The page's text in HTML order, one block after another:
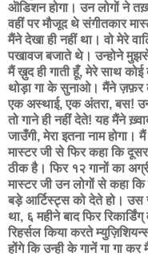
ऒडिशन होगा। उन लोगों ने
वहीं पर मौजूद थे संगीतकार
मैंने देखा ही नहीं था। वो मेरे
पखावज बजाते थे। उन्होने
मैं ख़ुद ही गाती हूँ, मेरे साथ कोई
थोड़ा गा के सुनाओ। मैंने ज़फ़र
एक अस्थाई, एक अंतरा, बस!
तो गाने ही नहीं देते! यह मैंने
जाउँगी, मेरा इतना नाम
मास्टर जी से फिर कहा कि
ठीक है। फिर १२ गानों का
मास्टर जी उन लोगों से कहा
बड़े आर्टिस्ट्स को देते हो। उस
था, ६ महीने बाद फिर
रिहर्सल किया करते
होंगे कि उन्ही के गानें गा गा कर